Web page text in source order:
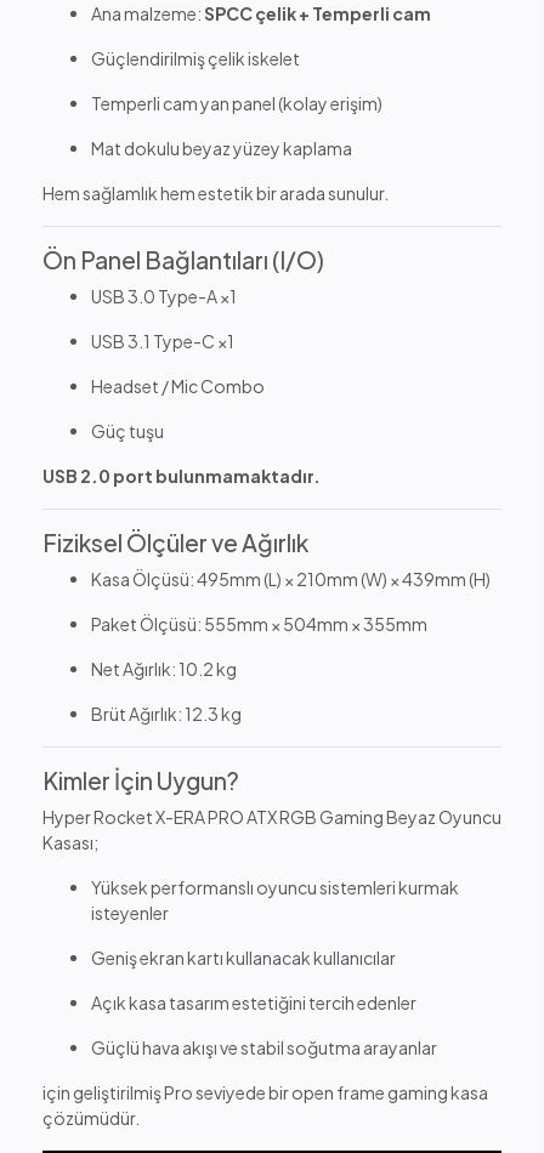
Ana malzeme:SPCC çelik + Temperli cam
Güçlendirilmiş çelik iskelet
Temperli cam yan panel (kolay erişim)
Mat dokulu beyaz yüzey kaplama
Hem sağlamlık hem estetik bir arada sunulur.
Ön Panel Bağlantıları (I/O)
USB 3.0 Type-A ×1
USB 3.1 Type-C ×1
Headset / Mic Combo
Güç tuşu
USB 2.0 port bulunmamaktadır.
Fiziksel Ölçüler ve Ağırlık
Kasa Ölçüsü: 495mm (L) × 210mm (W) × 439mm (H)
Paket Ölçüsü: 555mm × 504mm × 355mm
Net Ağırlık: 10.2 kg
Brüt Ağırlık: 12.3 kg
Kimler İçin Uygun?
Hyper Rocket X-ERA PRO ATX RGB Gaming Beyaz Oyuncu
Kasası;
Yüksek performanslı oyuncu sistemleri kurmak
isteyenler
Geniş ekran kartı kullanacak kullanıcılar
Açık kasa tasarım estetiğini tercih edenler
Güçlü hava akışı ve stabil soğutma arayanlar
için geliştirilmiş Pro seviyede bir open frame gaming kasa
çözümüdür.